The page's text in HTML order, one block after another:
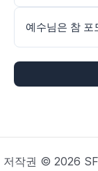
저작권 © 2026